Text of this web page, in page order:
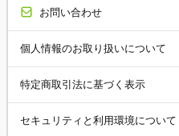
お問い合わせ
個人情報のお取り扱いについて
特定商取引法に基づく表示
セキュリティと利用環境について